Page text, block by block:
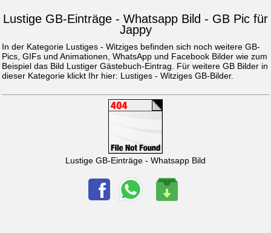
Lustige GB-Einträge - Whatsapp Bild - GB Pic für
Jappy
In der Kategorie Lustiges - Witziges befinden sich noch weitere GB-
Pics, GIFs und Animationen, WhatsApp und Facebook Bilder wie zum
Beispiel das Bild Lustiger Gästebuch-Eintrag. Für weitere GB Bilder in
dieser Kategorie klickt Ihr hier: Lustiges - Witziges GB-Bilder.
Lustige GB-Einträge - Whatsapp Bild